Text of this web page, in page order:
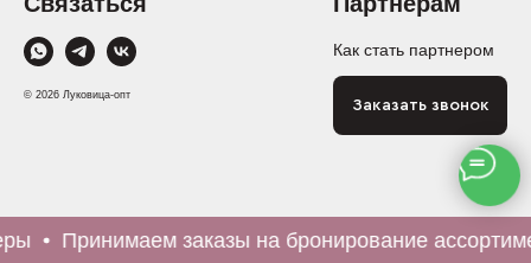
Принимаем заказы на бронирование
Как стать партнером
Заказать звонок
© 2026 Луковица-опт